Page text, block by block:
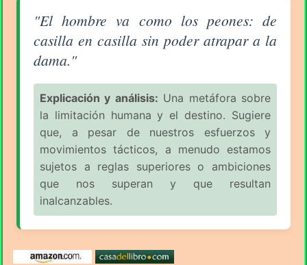
Aforismo sobre el Hombre (pág. 2/7) - Francisco de
"El hombre va como los peones: de
casilla en casilla sin poder atrapar a la
dama."
Explicación y análisis: Una metáfora sobre
la limitación humana y el destino. Sugiere
que, a pesar de nuestros esfuerzos y
movimientos tácticos, a menudo estamos
sujetos a reglas superiores o ambiciones
que nos superan y que resultan
inalcanzables.